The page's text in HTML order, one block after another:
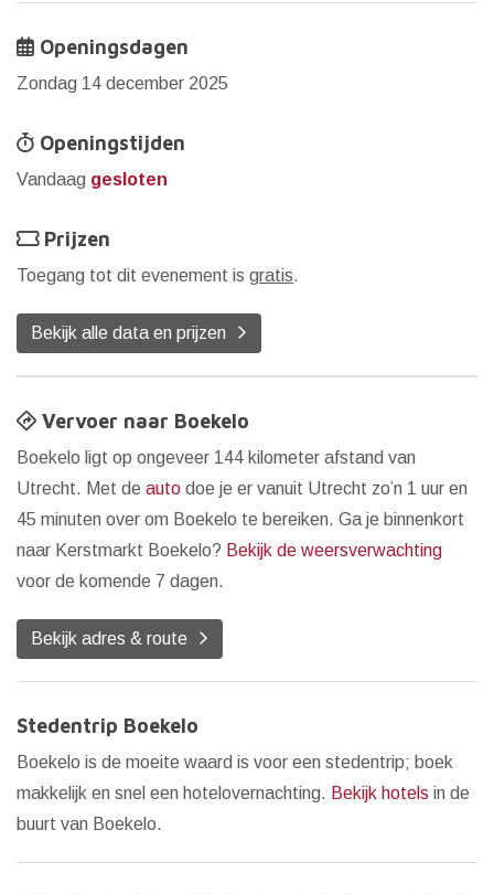
Openingsdagen
Zondag 14 december 2025
Openingstijden
Vandaag gesloten
Prijzen
Toegang tot dit evenement is gratis.
Bekijk alle data en prijzen
Vervoer naar Boekelo
Boekelo ligt op ongeveer 144 kilometer afstand van
Utrecht. Met de auto doe je er vanuit Utrecht zo’n 1 uur en
45 minuten over om Boekelo te bereiken. Ga je binnenkort
naar Kerstmarkt Boekelo? Bekijk de weersverwachting
voor de komende 7 dagen.
Bekijk adres & route
Stedentrip Boekelo
Boekelo is de moeite waard is voor een stedentrip; boek
makkelijk en snel een hotelovernachting. Bekijk hotels in de
buurt van Boekelo.